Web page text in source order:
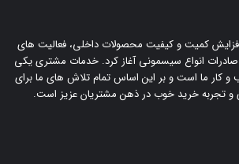
کمیت و کیفیت محصولات داخلی، فعالیت های
انواع سیسمونی آغاز کرد. خدمات مشتری یکی
و کار ما است و بر این اساس تمام تلاش های ما برای
و تجربه خرید خوب در ذهن مشتریان عزیز است.